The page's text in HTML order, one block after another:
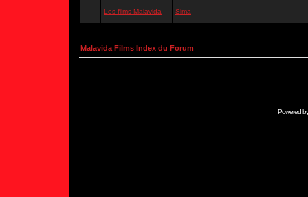
Les films Malavida Sima
Malavida Films Index du Forum
Powered